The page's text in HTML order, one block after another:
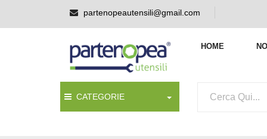
partenopeautensili@gmail.com
HOME
CATEGORIE